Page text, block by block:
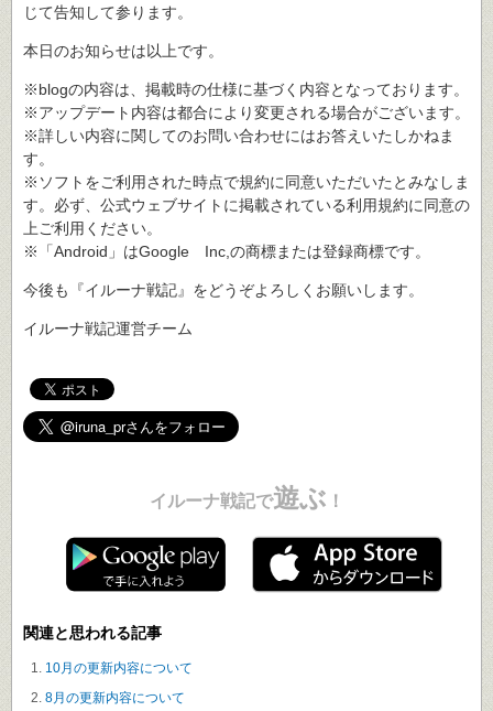
じて告知して参ります。
本日のお知らせは以上です。
※blogの内容は、掲載時の仕様に基づく内容となっております。
※アップデート内容は都合により変更される場合がございます。
※詳しい内容に関してのお問い合わせにはお答えいたしかねま
す。
※ソフトをご利用された時点で規約に同意いただいたとみなしま
す。必ず、公式ウェブサイトに掲載されている利用規約に同意の
上ご利用ください。
※「Android」はGoogle Inc,の商標または登録商標です。
今後も『イルーナ戦記』をどうぞよろしくお願いします。
イルーナ戦記運営チーム
イルーナ戦記で遊ぶ ！
関連と思われる記事
10月の更新内容について
8月の更新内容について